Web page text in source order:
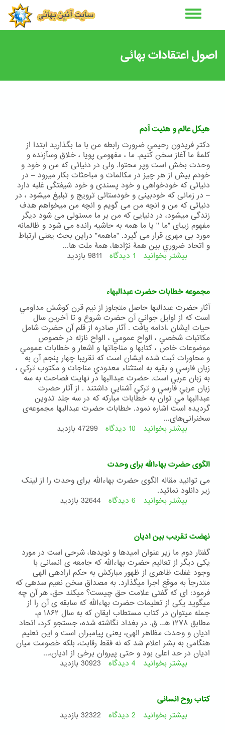
اصول اعتقادات بهائی
هیکل عالم و هئیت آدم
دكتر فريدون رحيمي ضرورت رابطه من با ما بگذارید ابتدا از
کلمۀ ما آغاز سخن کنیم. ما ، مفهومی پویا ، خلاق وسآزنده و
وحدت بخش است وپر محتوا. ولی در دنیائی که من و خود و
خودم بیش از هر چیز در مکالمات و مباحثات بکار میرود – در
دنیائی که خودخواهی و خود پسندی و خود شیفتگی غلبه دارد
– در زمانی که خودبینی و خودستائی ترویج و تبلیغ میشود ، در
دنیائی که من و انچه من می گویم و انچه من میخواهم هدف
زندگی میشود، در دنیایی که من بر ما مستولی می شود دیگر
مفهوم زیبای "ما '' یا ما همه به حاشیه رانده می شود و ظالمانه
مورد بی مهری قرار می گیرد. "ماهمه" دراین بحث یعنی ارتباط
و اتحاد ضروري بين همۀ نژادها، همۀ ملت ها...
بیشتر بخوانید درباره
هئیت
آدم
1 دیدگاه 9811 بازدید
مجموعه خطابات حضرت عبدالبهاء
آثار حضرت عبدالبها حاصل متجاوز از نيم قرن كوشش مداومي
است كه از اوايل جواني آن حضرت شروع و تا آخرين سال
حيات ايشان ،ادامه يافت . آثار صادره از قلم آن حضرت شامل
مكاتبات شخصي ، الواح عمومي ، الواح نازله در خصوص
موضوعات خاص ، كتابها و مناجاتها و اشعار و خطابات عمومي
و محاورات ثبت شده ايشان است كه تقريبا چهار پنجم آن به
زبان فارسي و بقيه به استثناء معدودي مناجات و مكتوب تركي ،
به زبان عربي است. حضرت عبدالبها در نهايت فصاحت به سه
زبان عربي فارسي و تركي آشنايي داشتند . از آثار حضرت
عبدالبها مي توان به خطابات مباركه كه در سه جلد تدوين
گرديده است اشاره نمود. خطابات حضرت عبدالبها مجموعه‌ی
سخنرانی‌های...
بیشتر بخوانید درباره
حضرت
عبدالبهاء
10 دیدگاه 47299 بازدید
الگوی حضرت بهاءالله برای وحدت
می توانید مقاله الگوی حضرت بهاءالله برای وحدت را از لینک
زیر دانلود نمائید.
بیشتر بخوانید درباره
بهاءالله
برای
وحدت
6 دیدگاه 32644 بازدید
نهضت تقريب بين اديان
گفتار دوم ما زير عنوان اميدها و نويدها، شرحی است در مورد
يکی ديگر از تعاليم حضرت بهاءالله که جامعه‏ ی انسانی با
وجود غفلت ظاهری از ظهور مبارکش به حکم اراده‏ی الهی
متدرجاً به موقع اجرا می‏گذارد. به مصداق سخن نعيم سدهی که
فرمود: ای که گفتی علامت حق چيست؟ می‏کند حق، هر آن چه
می‏گويد يکی از تعليمات حضرت بهاءالله که سابقه‏ ی آن را از
جمله می‏توان در کتاب مستطاب ايقان که به سال ۱۸۶۲ م،
مطابق ۱۲۷۸ هـ. ق. در بغداد نگاشته شده، جستجو کرد، اتحاد
اديان و وحدت مظاهر الهی، يعنی پيامبران است و اين تعليم
هنگامی به بشر اعلام شد که نه فقط رقابت، بلکه خصومت ميان
اديان در حد اعلی بود و حتی پيروان برخی از اديان،...
بیشتر بخوانید درباره
4 دیدگاه 30923 بازدید
کتاب روح انسانی
بیشتر بخوانید درباره
2 دیدگاه 32322 بازدید